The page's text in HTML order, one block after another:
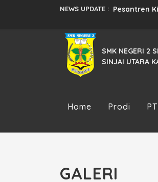
NEWS UPDATE : Pesantren
Pendaftaran
JUARA III
SMK NEGERI 2
SINJAI UTARA
Home Prodi
GALERI